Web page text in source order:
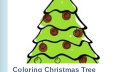
Coloring Christmas Tree